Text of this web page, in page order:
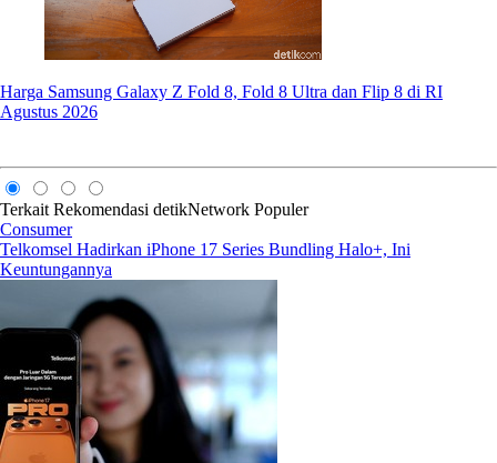
Harga Samsung Galaxy Z Fold 8, Fold 8 Ultra dan Flip 8 di RI
Agustus 2026
Terkait Rekomendasi detikNetwork Populer
Consumer
Telkomsel Hadirkan iPhone 17 Series Bundling Halo+, Ini
Keuntungannya